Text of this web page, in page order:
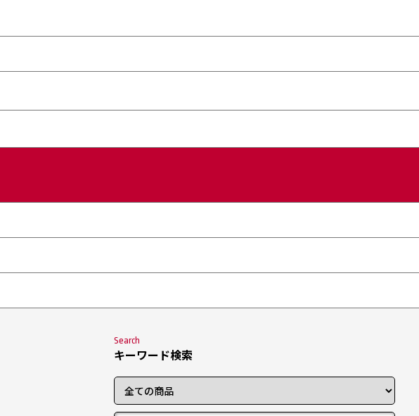
Search
キーワード検索